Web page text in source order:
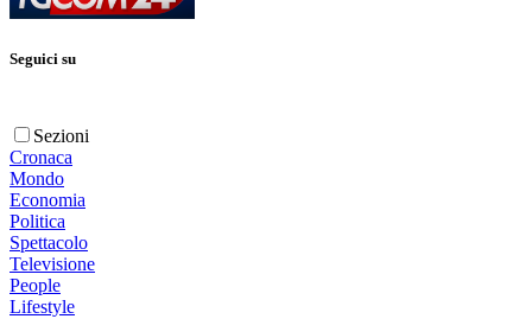
Seguici su
Sezioni
Cronaca
Mondo
Economia
Politica
Spettacolo
Televisione
People
Lifestyle